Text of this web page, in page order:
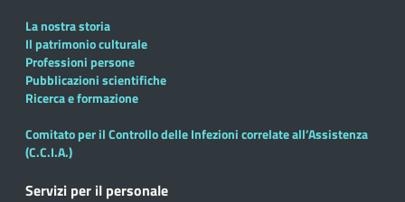
La nostra storia
Il patrimonio culturale
Professioni persone
Pubblicazioni scientifiche
Ricerca e formazione
Comitato per il Controllo delle Infezioni correlate all’Assistenza
(C.C.I.A.)
Servizi per il personale